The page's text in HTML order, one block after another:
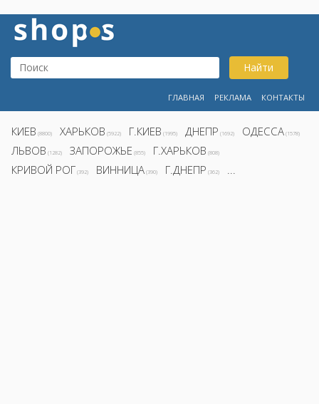
Найти
ГЛАВНАЯ РЕКЛАМА КОНТАКТЫ
КИЕВ (8800) ХАРЬКОВ (5922) Г.КИЕВ (1995) ДНЕПР (1692) ОДЕССА (1578)
ЛЬВОВ (1282) ЗАПОРОЖЬЕ (855) Г.ХАРЬКОВ (808)
КРИВОЙ РОГ (392) ВИННИЦА (390) Г.ДНЕПР (362) ...